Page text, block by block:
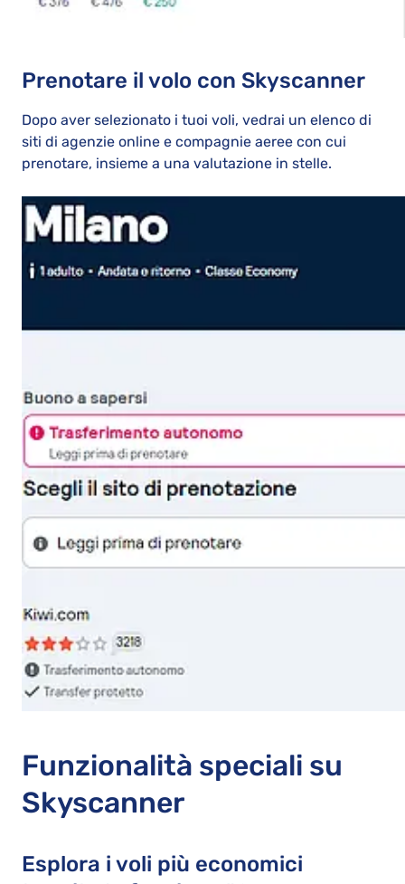
Prenotare il volo con Skyscanner
Dopo aver selezionato i tuoi voli, vedrai un elenco di
siti di agenzie online e compagnie aeree con cui
prenotare, insieme a una valutazione in stelle.
Funzionalità speciali su
Skyscanner
Esplora i voli più economici